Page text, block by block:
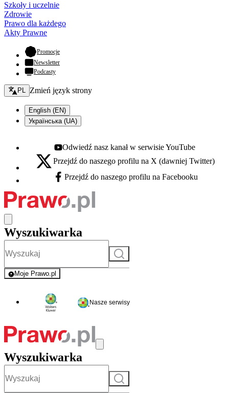
Szkoły i uczelnie
Zdrowie
Prawo dla każdego
Akty Prawne
Promocje- otwiera się w nowej karcie
Newsletter
Podcasty
Zmień język - bieżący:
PL Zmień język strony
English (EN)
Українська (UA)
Youtube - otwiera się w nowej karcie
Odwiedź nasz kanał w serwisie YouTube
X - otwiera się w nowej karcie
Przejdź do naszego profilu na X (dawniej Twitter)
Facebook - otwiera się w nowej karcie
Przejdź do naszego profilu na Facebooku
Wyszukiwarka
Szukaj
Moje Prawo.pl
- rejestracja i logowanie do serwisu
Nasze serwisy
Wyszukiwarka
Szukaj